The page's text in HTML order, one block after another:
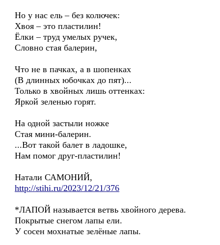
Но у нас ель – без колючек:
Хвоя – это пластилин!
Ёлки – труд умелых ручек,
Словно стая балерин,
Что не в пачках, а в шопенках
(В длинных юбочках до пят)...
Только в хвойных лишь оттенках:
Яркой зеленью горят.
На одной застыли ножке
Стая мини-балерин.
...Вот такой балет в ладошке,
Нам помог друг-пластилин!
Натали САМОНИЙ,
http://stihi.ru/2023/12/21/376
*ЛАПОЙ называется ветвь хвойного дерева.
Покрытые снегом лапы ели.
У сосен мохнатые зелёные лапы.